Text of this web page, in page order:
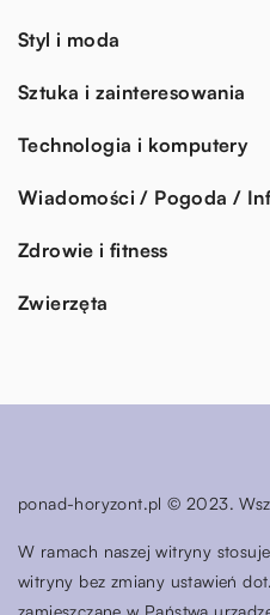
Styl i moda
Sztuka i zainteresowania
Technologia i komputery
Wiadomości / Pogoda /
Zdrowie i fitness
Zwierzęta
ponad-horyzont.pl © 2023.
W ramach naszej witryny
witryny bez zmiany ustawień
zamieszczane w Państwa